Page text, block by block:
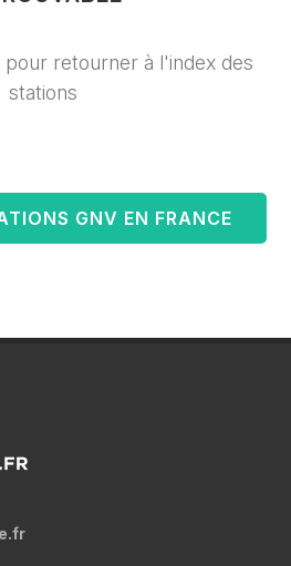
pour retourner à l'index des
stations
GNV EN FRANCE